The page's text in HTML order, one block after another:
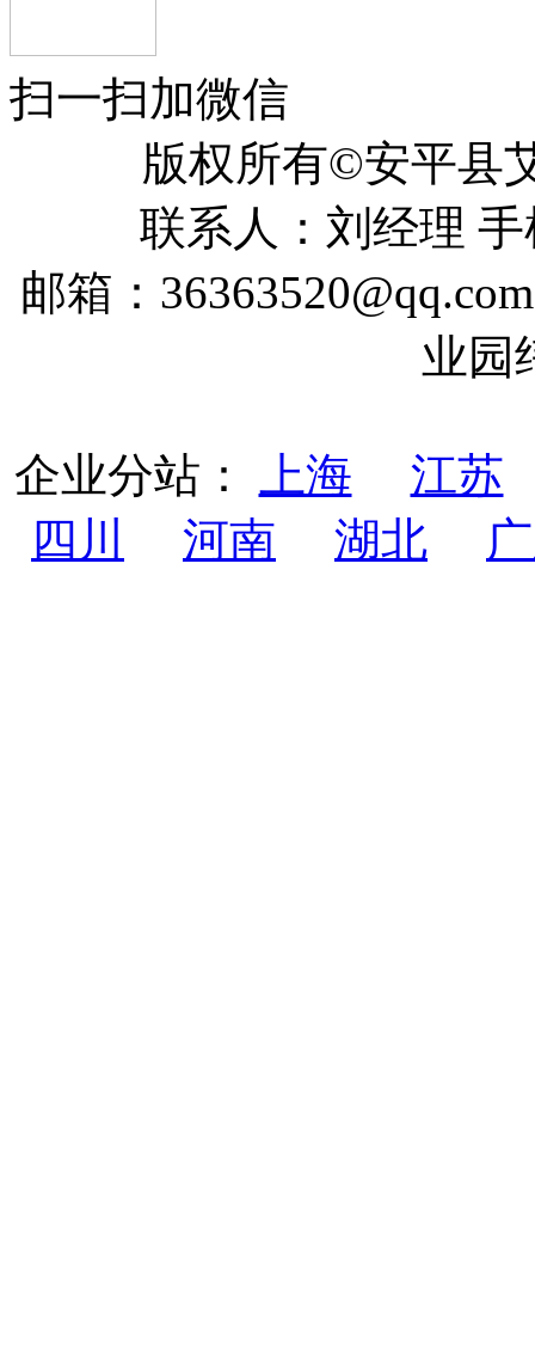
扫一扫加微信
版权所有©安平
联系人：刘经理 手
邮箱：
业园
企业分站： 上海
江苏
四川
河南 湖北